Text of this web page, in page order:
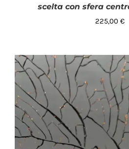
AGGIUNGI AL CARRELLO
scelta con sfera
225,00 €